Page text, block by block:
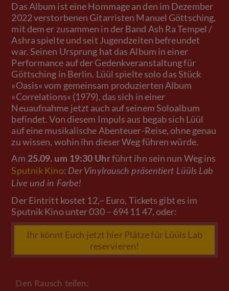
Das Album ist eine Hommage an den im Dezember
2022 verstorbenen Gitarristen Manuel Göttsching,
mit dem er zusammen in der Band Ash Ra Tempel /
Ashra spielte und seit Jugendzeiten befreundet
war. Seinen Ursprung hat das Album in einer
Performance auf der Gedenkveranstaltung für
Göttsching in Berlin. Lüül spielte solo das Stück
»Oasis« vom gemeinsam produzierten Album
»Correlations« (1979), das sich in einer
Neuaufnahme jetzt auch auf seinem Soloalbum
befindet. Von diesem Impuls aus begab sich Lüül
auf eine musikalische Abenteuer-Reise, ohne genau
zu wissen, wohin ihn dieser Weg führen würde.
Am 25.09. um 19:30 Uhrführt ihn sein nun Weg ins
Sputnik Kino: Der Vinylrausch präsentiert Lüüls Lab
Live und in Farbe!
Der Eintritt kostet 12,– Euro, Tickets gibt es im
Sputnik Kino unter 030 – 694 11 47, oder:
Ihr könnt Euch jetzt hier Plätze für Lüüls Lab
reservieren!
Den Rausch teilen: